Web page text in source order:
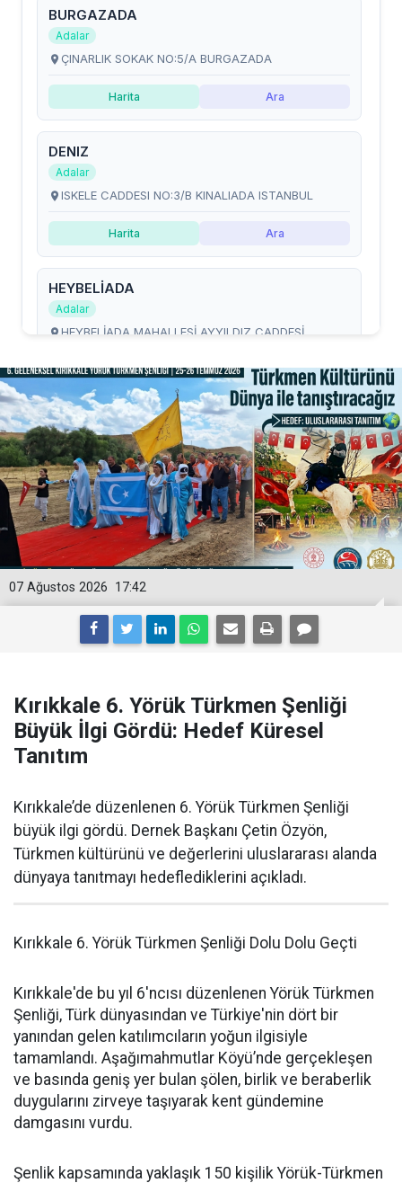
17:42
07 Ağustos 2026
Kırıkkale 6. Yörük Türkmen Şenliği
Büyük İlgi Gördü: Hedef Küresel
Tanıtım
Kırıkkale’de düzenlenen 6. Yörük Türkmen Şenliği
büyük ilgi gördü. Dernek Başkanı Çetin Özyön,
Türkmen kültürünü ve değerlerini uluslararası alanda
dünyaya tanıtmayı hedeflediklerini açıkladı.
Kırıkkale 6. Yörük Türkmen Şenliği Dolu Dolu Geçti
Kırıkkale'de bu yıl 6'ncısı düzenlenen Yörük Türkmen
Şenliği, Türk dünyasından ve Türkiye'nin dört bir
yanından gelen katılımcıların yoğun ilgisiyle
tamamlandı. Aşağımahmutlar Köyü’nde gerçekleşen
ve basında geniş yer bulan şölen, birlik ve beraberlik
duygularını zirveye taşıyarak kent gündemine
damgasını vurdu.
Şenlik kapsamında yaklaşık 150 kişilik Yörük-Türkmen